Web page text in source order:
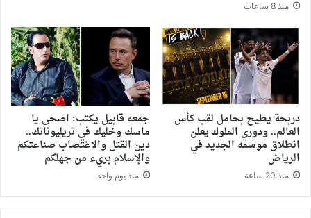
منذ 8 ساعات
دربحة يطيح بحامل لقب كأس
العالم.. ودوري الملوك يعلن
انطلاق موسمه الجديد في
الرياض
منذ 20 ساعة
جمعه قابيل يكتب: اصحى يا
ماسك وخليك في تريليوناتك..
دين القتل والاغتصاب صناعتكم
والإسلام بريء من جهلكم
منذ يوم واحد